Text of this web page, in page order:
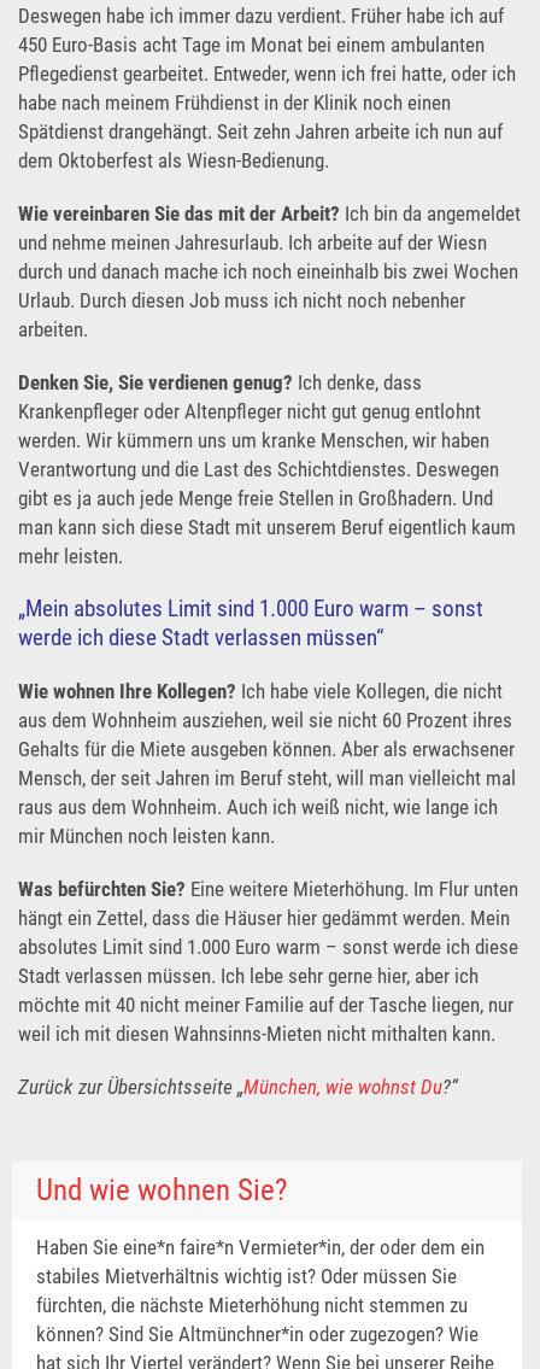
Deswegen habe ich immer dazu verdient. Früher habe ich auf
450 Euro-Basis acht Tage im Monat bei einem ambulanten
Pflegedienst gearbeitet. Entweder, wenn ich frei hatte, oder ich
habe nach meinem Frühdienst in der Klinik noch einen
Spätdienst drangehängt. Seit zehn Jahren arbeite ich nun auf
dem Oktoberfest als Wiesn-Bedienung.
Wie vereinbaren Sie das mit der Arbeit? Ich bin da angemeldet
und nehme meinen Jahresurlaub. Ich arbeite auf der Wiesn
durch und danach mache ich noch eineinhalb bis zwei Wochen
Urlaub. Durch diesen Job muss ich nicht noch nebenher
arbeiten.
Denken Sie, Sie verdienen genug? Ich denke, dass
Krankenpfleger oder Altenpfleger nicht gut genug entlohnt
werden. Wir kümmern uns um kranke Menschen, wir haben
Verantwortung und die Last des Schichtdienstes. Deswegen
gibt es ja auch jede Menge freie Stellen in Großhadern. Und
man kann sich diese Stadt mit unserem Beruf eigentlich kaum
mehr leisten.
„Mein absolutes Limit sind 1.000 Euro warm – sonst
werde ich diese Stadt verlassen müssen“
Wie wohnen Ihre Kollegen? Ich habe viele Kollegen, die nicht
aus dem Wohnheim ausziehen, weil sie nicht 60 Prozent ihres
Gehalts für die Miete ausgeben können. Aber als erwachsener
Mensch, der seit Jahren im Beruf steht, will man vielleicht mal
raus aus dem Wohnheim. Auch ich weiß nicht, wie lange ich
mir München noch leisten kann.
Was befürchten Sie? Eine weitere Mieterhöhung. Im Flur unten
hängt ein Zettel, dass die Häuser hier gedämmt werden. Mein
absolutes Limit sind 1.000 Euro warm – sonst werde ich diese
Stadt verlassen müssen. Ich lebe sehr gerne hier, aber ich
möchte mit 40 nicht meiner Familie auf der Tasche liegen, nur
weil ich mit diesen Wahnsinns-Mieten nicht mithalten kann.
Zurück zur Übersichtsseite „München, wie wohnst Du?“
Und wie wohnen Sie?
Haben Sie eine*n faire*n Vermieter*in, der oder dem ein
stabiles Mietverhältnis wichtig ist? Oder müssen Sie
fürchten, die nächste Mieterhöhung nicht stemmen zu
können? Sind Sie Altmünchner*in oder zugezogen? Wie
hat sich Ihr Viertel verändert? Wenn Sie bei unserer Reihe